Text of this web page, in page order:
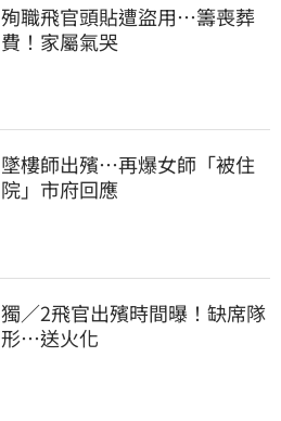
殉職飛官頭貼遭盜用…籌喪葬
費！家屬氣哭
墜樓師出殯…再爆女師「被住
院」市府回應
獨／2飛官出殯時間曝！缺席隊
形…送火化